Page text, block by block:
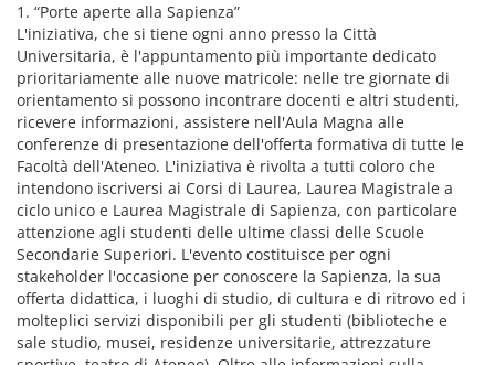
1. “Porte aperte alla Sapienza”
L'iniziativa, che si tiene ogni anno presso la Città
Universitaria, è l'appuntamento più importante dedicato
prioritariamente alle nuove matricole: nelle tre giornate di
orientamento si possono incontrare docenti e altri studenti,
ricevere informazioni, assistere nell'Aula Magna alle
conferenze di presentazione dell'offerta formativa di tutte le
Facoltà dell'Ateneo. L'iniziativa è rivolta a tutti coloro che
intendono iscriversi ai Corsi di Laurea, Laurea Magistrale a
ciclo unico e Laurea Magistrale di Sapienza, con particolare
attenzione agli studenti delle ultime classi delle Scuole
Secondarie Superiori. L'evento costituisce per ogni
stakeholder l'occasione per conoscere la Sapienza, la sua
offerta didattica, i luoghi di studio, di cultura e di ritrovo ed i
molteplici servizi disponibili per gli studenti (biblioteche e
sale studio, musei, residenze universitarie, attrezzature